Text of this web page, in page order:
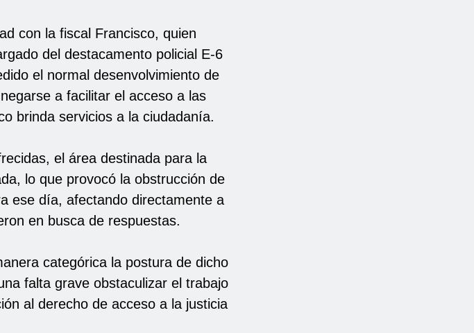
con la fiscal Francisco, quien
del destacamento policial E-6
el normal desenvolvimiento de
a facilitar el acceso a las
brinda servicios a la ciudadanía.
el área destinada para la
lo que provocó la obstrucción de
ese día, afectando directamente a
en busca de respuestas.
categórica la postura de dicho
falta grave obstaculizar el trabajo
al derecho de acceso a la justicia